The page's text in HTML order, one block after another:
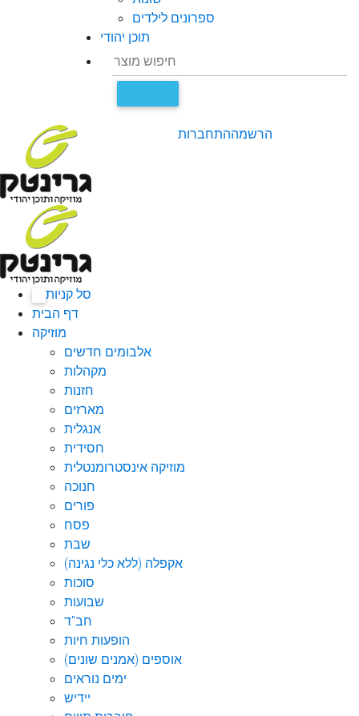
ספרונים לילדים
תוכן יהודי
התחברותהרשמה
סל קניות
דף הבית
מוזיקה
אלבומים חדשים
מקהלות
חזנות
מארזים
אנגלית
חסידית
מוזיקה אינסטרומנטלית
חנוכה
פורים
פסח
שבת
אקפלה (ללא כלי נגינה)
סוכות
שבועות
חב"ד
הופעות חיות
אוספים (אמנים שונים)
ימים נוראים
יידיש